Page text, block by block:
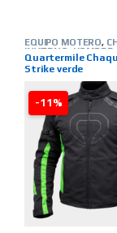
-11%
EQUIPO MOTERO,
INVIERNO
HOMBRE,
LINE,MARCAS ,
Quartermile
Strike verde